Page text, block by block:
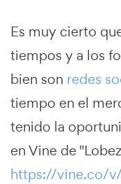
Es muy cierto
tiempos y a los
bien son redes
tiempo en el
tenido la
en Vine de
https://vine.co/